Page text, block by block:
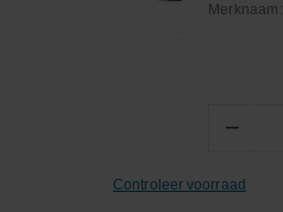
Merknaam:
−
Controleer voorraad